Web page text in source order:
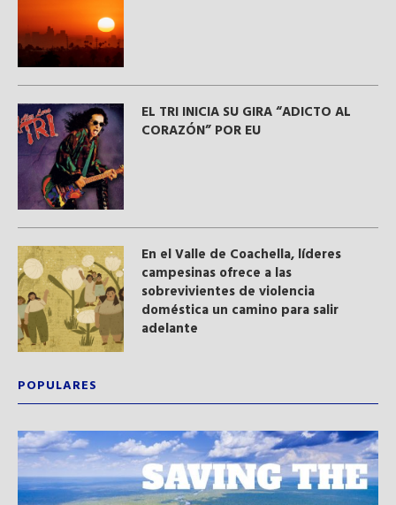
EL TRI INICIA SU GIRA “ADICTO AL
CORAZÓN” POR EU
En el Valle de Coachella, líderes
campesinas ofrece a las
sobrevivientes de violencia
doméstica un camino para salir
adelante
POPULARES